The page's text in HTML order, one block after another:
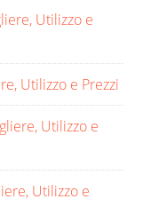
Utilizzo e
Utilizzo e Prezzi
Utilizzo e
Utilizzo e